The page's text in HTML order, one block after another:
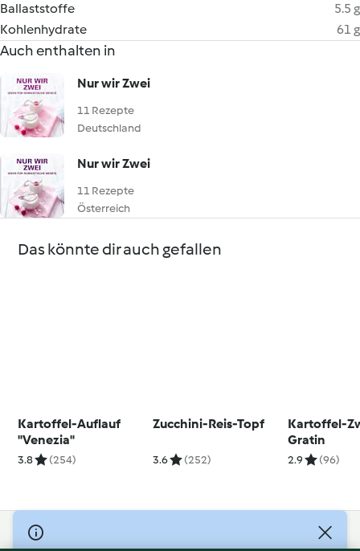
Ballaststoffe
5.5 g
Kohlenhydrate
61 g
Auch enthalten in
Nur wir Zwei
11 Rezepte
Deutschland
Nur wir Zwei
11 Rezepte
Österreich
Das könnte dir auch gefallen
Kartoffel-Auflauf
"Venezia"
3.8 (254)
Zucchini-Reis-Topf
3.6 (252)
Kartoffel-
Gratin
2.9 (96)
© Copyright 2026